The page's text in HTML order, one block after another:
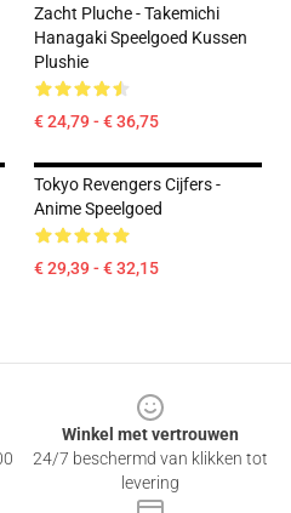
Zacht Pluche - Takemichi
Hanagaki Speelgoed Kussen
Plushie
€ 24,79 - € 36,75
Tokyo Revengers Cijfers -
Anime Speelgoed
€ 29,39 - € 32,15
Winkel met vertrouwen
24/7 beschermd van klikken tot
levering